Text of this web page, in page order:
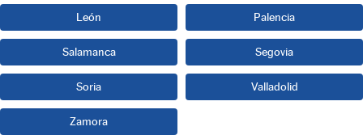
León Palencia
Salamanca Segovia
Soria Valladolid
Zamora